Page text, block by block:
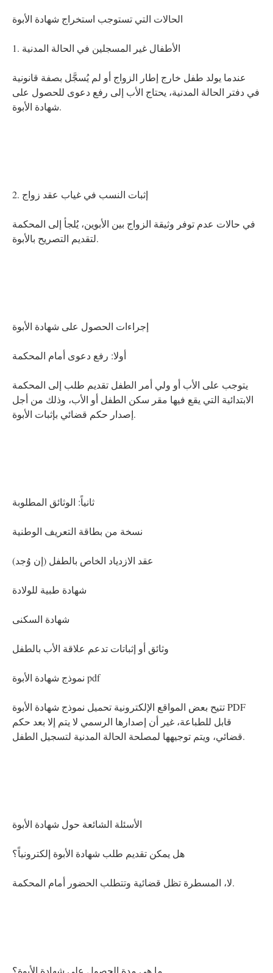
الحالات التي تستوجب استخراج شهادة الأبوة
1. الأطفال غير المسجلين في الحالة المدنية
عندما يولد طفل خارج إطار الزواج أو لم يُسجَّل بصفة قانونية
في دفتر الحالة المدنية، يحتاج الأب إلى رفع دعوى للحصول على
شهادة الأبوة.
2. إثبات النسب في غياب عقد زواج
في حالات عدم توفر وثيقة الزواج بين الأبوين، يُلجأ إلى المحكمة
لتقديم التصريح بالأبوة.
إجراءات الحصول على شهادة الأبوة
أولا: رفع دعوى أمام المحكمة
يتوجب على الأب أو ولي أمر الطفل تقديم طلب إلى المحكمة
الابتدائية التي يقع فيها مقر سكن الطفل أو الأب، وذلك من أجل
إصدار حكم قضائي بإثبات الأبوة.
ثانياً: الوثائق المطلوبة
نسخة من بطاقة التعريف الوطنية
عقد الازدياد الخاص بالطفل (إن وُجد)
شهادة طبية للولادة
شهادة السكنى
وثائق أو إثباتات تدعم علاقة الأب بالطفل
نموذج شهادة الأبوة pdf
تتيح بعض المواقع الإلكترونية تحميل نموذج شهادة الأبوة PDF
قابل للطباعة، غير أن إصدارها الرسمي لا يتم إلا بعد حكم
قضائي، ويتم توجيهها لمصلحة الحالة المدنية لتسجيل الطفل.
الأسئلة الشائعة حول شهادة الأبوة
هل يمكن تقديم طلب شهادة الأبوة إلكترونياً؟
لا، المسطرة تظل قضائية وتتطلب الحضور أمام المحكمة.
ما هي مدة الحصول على شهادة الأبوة؟